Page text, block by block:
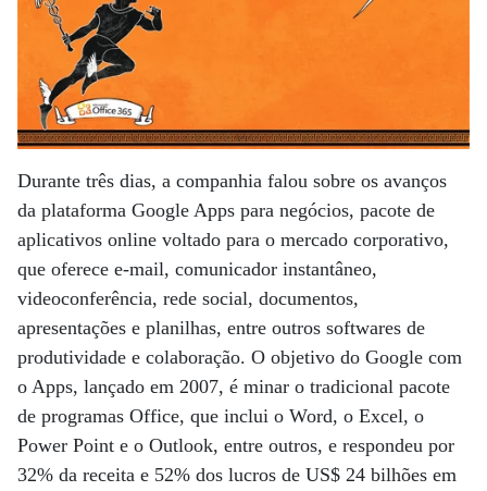
Durante três dias, a companhia falou sobre os avanços
da plataforma Google Apps para negócios, pacote de
aplicativos online voltado para o mercado corporativo,
que oferece e-mail, comunicador instantâneo,
videoconferência, rede social, documentos,
apresentações e planilhas, entre outros softwares de
produtividade e colaboração. O objetivo do Google com
o Apps, lançado em 2007, é minar o tradicional pacote
de programas Office, que inclui o Word, o Excel, o
Power Point e o Outlook, entre outros, e respondeu por
32% da receita e 52% dos lucros de US$ 24 bilhões em